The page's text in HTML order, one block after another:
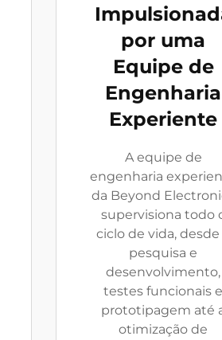
por uma
Equipe de
Engenharia
Experiente
A equipe de
engenharia
da Beyond
supervisiona todo
ciclo de vida, desde
pesquisa e
desenvolvimento,
testes funcionais e
prototipagem até
otimização de